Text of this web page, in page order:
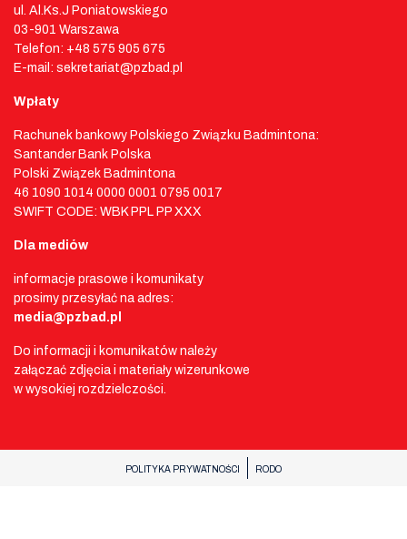
ul. Al.Ks.J Poniatowskiego
03-901 Warszawa
Telefon: +48 575 905 675
E-mail: sekretariat@pzbad.pl
Wpłaty
Rachunek bankowy Polskiego Związku Badmintona:
Santander Bank Polska
Polski Związek Badmintona
46 1090 1014 0000 0001 0795 0017
SWIFT CODE: WBK PPL PP XXX
Dla mediów
informacje prasowe i komunikaty
prosimy przesyłać na adres:
media@pzbad.pl
Do informacji i komunikatów należy
załączać zdjęcia i materiały wizerunkowe
w wysokiej rozdzielczości.
POLITYKA PRYWATNOŚCI RODO